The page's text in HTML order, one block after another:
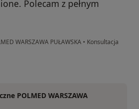
Polecam z pełnym
WARSZAWA PUŁAWSKA • Konsultacja
POLMED WARSZAWA